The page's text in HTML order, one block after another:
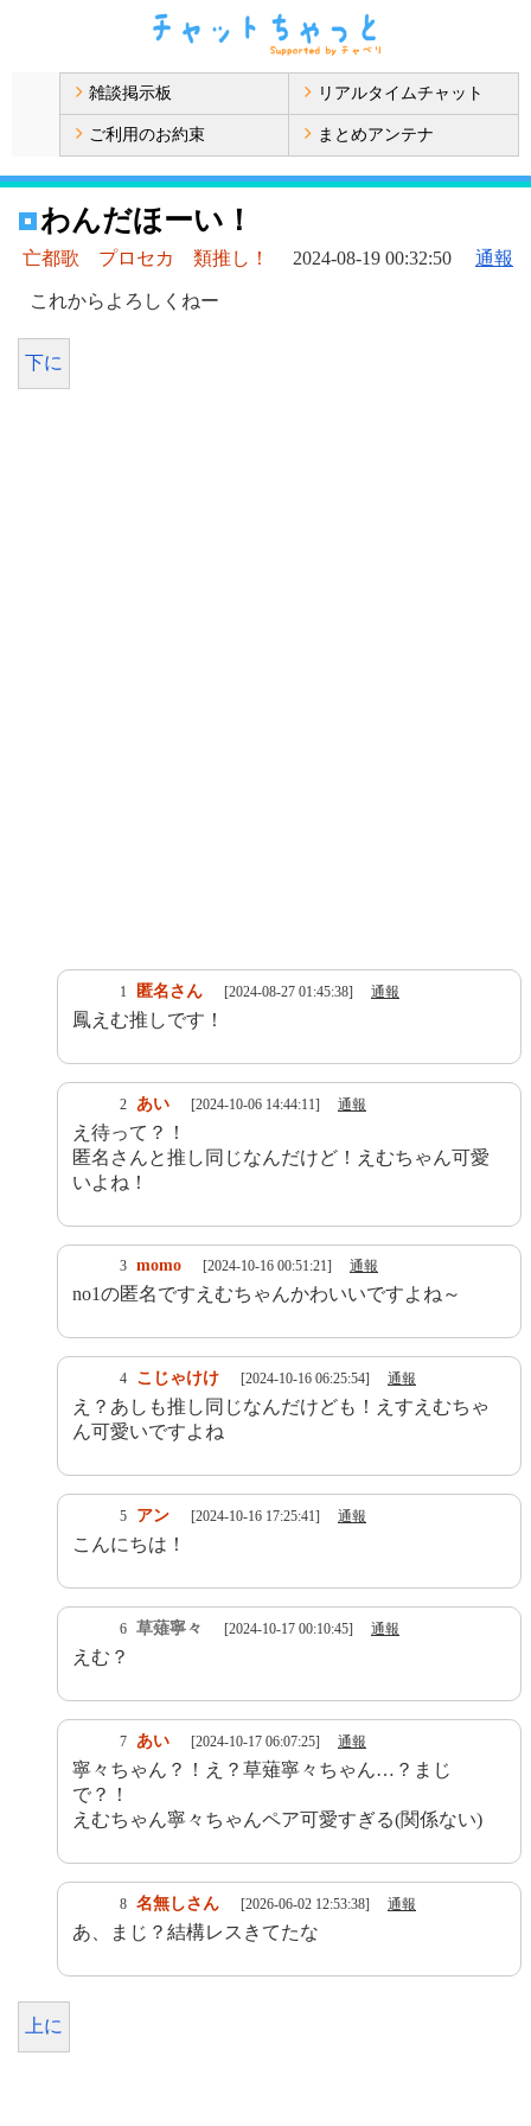
雑談掲示板 リアルタイムチャット
ご利用のお約束 まとめアンテナ
わんだほーい！
亡都歌 プロセカ 類推し！ 2024-08-19 00:32:50 通報
これからよろしくねー
下に
1 匿名さん [2024-08-27 01:45:38] 通報
鳳えむ推しです！
2 あい [2024-10-06 14:44:11] 通報
え待って？！
匿名さんと推し同じなんだけど！えむちゃん可愛
いよね！
3 momo [2024-10-16 00:51:21] 通報
no1の匿名ですえむちゃんかわいいですよね～
4 こじゃけけ [2024-10-16 06:25:54] 通報
え？あしも推し同じなんだけども！えすえむちゃ
ん可愛いですよね
5 アン [2024-10-16 17:25:41] 通報
こんにちは！
6 草薙寧々 [2024-10-17 00:10:45] 通報
えむ？
7 あい [2024-10-17 06:07:25] 通報
寧々ちゃん？！え？草薙寧々ちゃん…？まじ
で？！
えむちゃん寧々ちゃんペア可愛すぎる(関係ない)
8 名無しさん [2026-06-02 12:53:38] 通報
あ、まじ？結構レスきてたな
上に